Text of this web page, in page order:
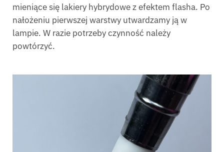
mieniące się lakiery hybrydowe z efektem flasha. Po
nałożeniu pierwszej warstwy utwardzamy ją w
lampie. W razie potrzeby czynność należy
powtórzyć.